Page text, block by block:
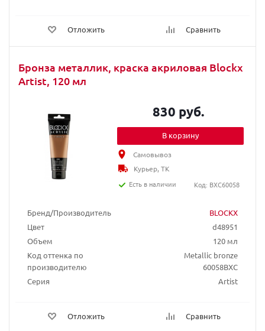
Отложить Сравнить
Бронза металлик, краска акриловая Blockx
Artist, 120 мл
Бренд/Производитель
BLOCKX
Цвет
d48951
Объем
120 мл
Код оттенка по
производителю
Metallic bronze
60058BXC
Серия
Artist
Отложить Сравнить
830 руб.
В корзину
Самовывоз
Курьер, ТК
Есть в наличии
Код: BXC60058